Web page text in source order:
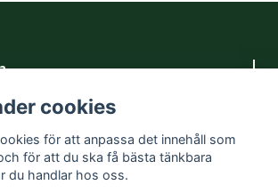
cookies
för att anpassa det innehåll som
för att du ska få bästa tänkbara
du handlar hos oss.